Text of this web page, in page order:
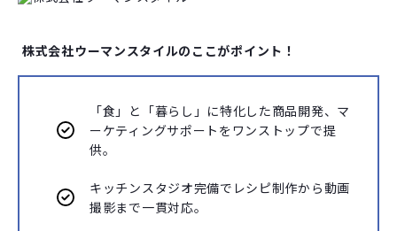
株式会社ウーマンスタイルのここがポイント！
「食」と「暮らし」に特化した商品開発、マ
ーケティングサポートをワンストップで提
供。
キッチンスタジオ完備でレシピ制作から動画
撮影まで一貫対応。